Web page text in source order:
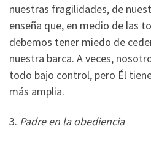
nuestras fragilidades, de
enseña que, en medio de las
debemos tener miedo de
nuestra barca. A veces,
todo bajo control, pero Él
más amplia.
3. Padre en la obediencia